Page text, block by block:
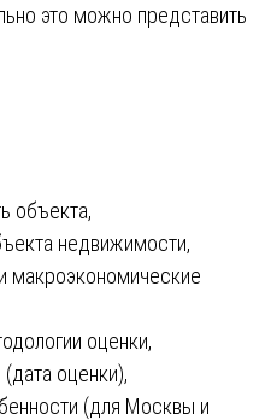
это можно представить
объекта,
недвижимости,
макроэкономические
оценки,
оценки),
(для Москвы и